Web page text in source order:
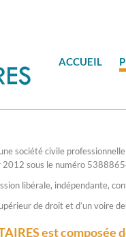
ACCUEIL
société civile
2012 sous le numéro
libérale, indépendante,
de droit et d’un voire
est composée